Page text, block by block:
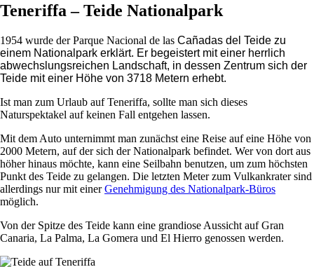
Teneriffa – Teide Nationalpark
1954 wurde der Parque Nacional de las Cañadas del Teide zu
einem Nationalpark erklärt. Er begeistert mit einer herrlich
abwechslungsreichen Landschaft, in dessen Zentrum sich der
Teide mit einer Höhe von 3718 Metern erhebt.
Ist man zum Urlaub auf Teneriffa, sollte man sich dieses
Naturspektakel auf keinen Fall entgehen lassen.
Mit dem Auto unternimmt man zunächst eine Reise auf eine Höhe von
2000 Metern, auf der sich der Nationalpark befindet. Wer von dort aus
höher hinaus möchte, kann eine Seilbahn benutzen, um zum höchsten
Punkt des Teide zu gelangen. Die letzten Meter zum Vulkankrater sind
allerdings nur mit einerGenehmigung des Nationalpark-Büros
möglich.
Von der Spitze des Teide kann eine grandiose Aussicht auf Gran
Canaria, La Palma, La Gomera und El Hierro genossen werden.